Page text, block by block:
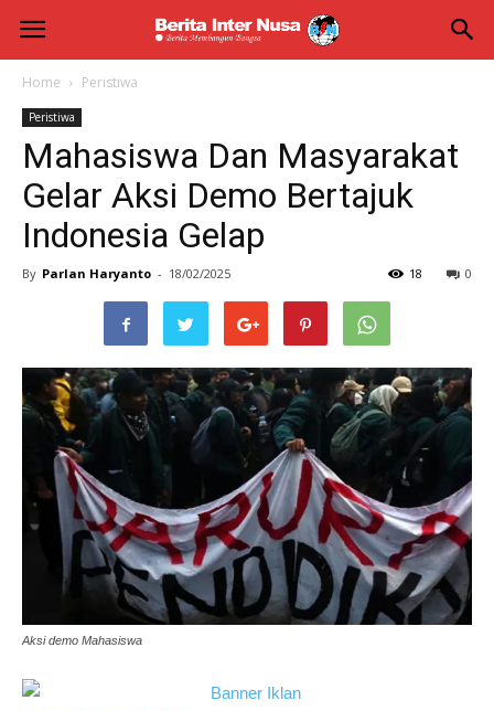
Berita
Inter
Nusa
Home Peristiwa
Peristiwa
Mahasiswa Dan Masyarakat
Gelar Aksi Demo Bertajuk
Indonesia Gelap
By Parlan Haryanto - 18/02/2025 0
18
Aksi demo Mahasiswa